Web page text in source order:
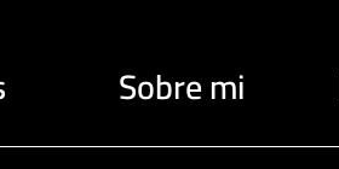
Sobre mi